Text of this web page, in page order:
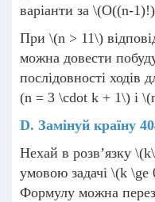
варіанти за \(O((n-
При \(n > 11\)
можна довести
послідовності ходів
(n = 3 \cdot k + 1\) і
D. Замінуй країну
Нехай в розв’язку
умовою задачі \(k \ge
Формулу можна